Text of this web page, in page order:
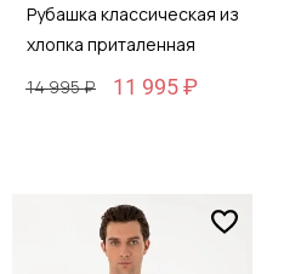
Рубашка классическая из
хлопка приталенная
14 995 ₽
11 995 ₽